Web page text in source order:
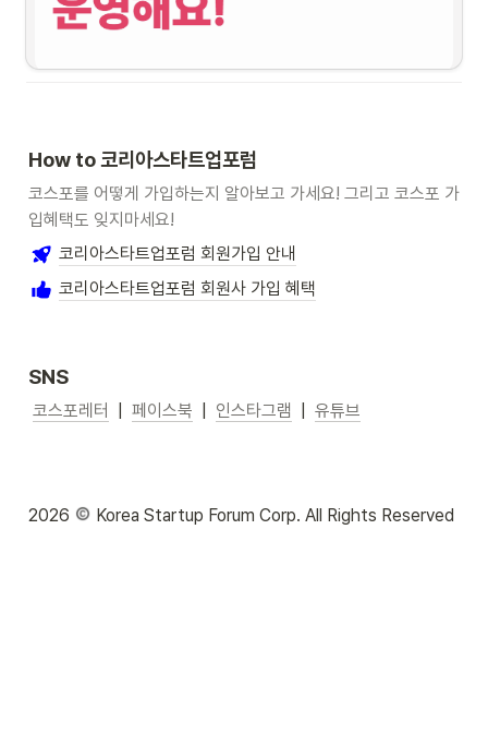
스타트업 약 300개사가 동참하고 있습니다. 지역 생태계 활성화를 위한 창업가들의
연대, 비즈니스 협업, 정책 제언과 다양한 지역 기업 및 기관 교류를 통해 성장을 도모
합니다.
[동남권협의회 프로그램 리뷰]
How to 코리아스타트업포럼
코스포를 어떻게 가입하는지 알아보고 가세요! 그리고 코스포 가
입혜택도 잊지마세요!
코리아스타트업포럼 회원가입 안내
코리아스타트업포럼 회원사 가입 혜택
SNS
코스포레터 페이스북 인스타그램 유튜브
2026 Korea Startup Forum Corp. All Rights Reserved